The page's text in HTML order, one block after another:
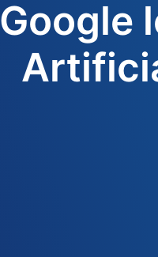
Google